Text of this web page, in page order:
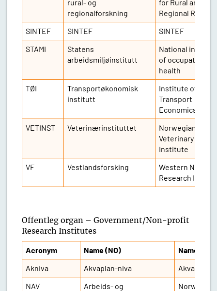
rural- og
regionalforskning
for Rural and
Regional
SINTEF
SINTEF
SINTEF
STAMI
Statens
arbeidsmiljøinstitutt
National
of occupational
health
TØI
Transportøkonomisk
institutt
Institute of
Transport
Economics
VETINST
Veterinærinstituttet
Norwegian
Veterinary
Institute
VF
Vestlandsforsking
Western Norway
Research
Offentleg organ – Government/Non-profit
Research Institutes
Acronym Name (NO)
Name
Akniva
Akvaplan-niva
Akvaplan-
NAV
Arbeids- og
Norwegian